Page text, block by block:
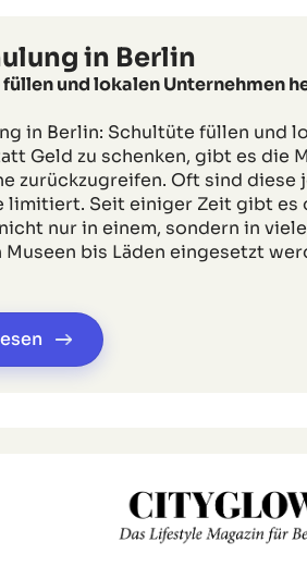
in Berlin
und lokalen Unternehmen
in Berlin: Schultüte füllen und
Geld zu schenken, gibt es die
zurückzugreifen. Oft sind diese
limitiert. Seit einiger Zeit gibt es
nur in einem, sondern in
Museen bis Läden eingesetzt